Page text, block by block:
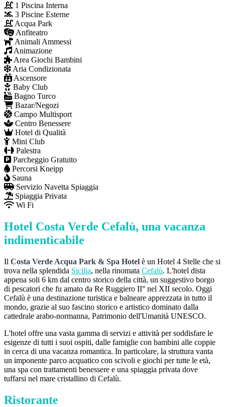
1 Piscina Interna
3 Piscine Esterne
Acqua Park
Anfiteatro
Animali Ammessi
Animazione
Area Giochi Bambini
Aria Condizionata
Ascensore
Baby Club
Bagno Turco
Bazar/Negozi
Campo Multisport
Centro Benessere
Hotel di Qualità
Mini Club
Palestra
Parcheggio Gratuito
Percorsi Kneipp
Sauna
Servizio Navetta Spiaggia
Spiaggia Privata
Wi Fi
Hotel Costa Verde Cefalù, una vacanza
indimenticabile
Il Costa Verde Acqua Park & Spa Hotel è un Hotel 4 Stelle che si
trova nella splendida Sicilia, nella rinomata Cefalù. L'hotel dista
appena soli 6 km dal centro storico della città, un suggestivo borgo
di pescatori che fu amato da Re Ruggiero II° nel XII secolo. Oggi
Cefalù è una destinazione turistica e balneare apprezzata in tutto il
mondo, grazie al suo fascino storico e artistico dominato dalla
cattedrale arabo-normanna, Patrimonio dell'Umanità UNESCO.
L'hotel offre una vasta gamma di servizi e attività per soddisfare le
esigenze di tutti i suoi ospiti, dalle famiglie con bambini alle coppie
in cerca di una vacanza romantica. In particolare, la struttura vanta
un imponente parco acquatico con scivoli e giochi per tutte le età,
una spa con trattamenti benessere e una spiaggia privata dove
tuffarsi nel mare cristallino di Cefalù.
Ristorante